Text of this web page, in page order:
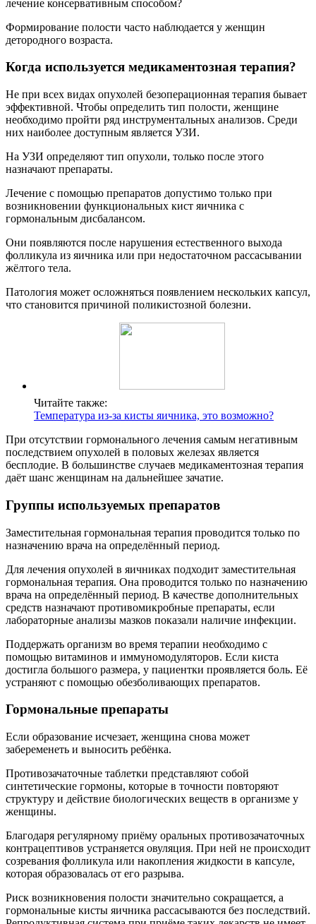
лечение консервативным способом?
Формирование полости часто наблюдается у женщин
детородного возраста.
Когда используется медикаментозная терапия?
Не при всех видах опухолей безоперационная терапия бывает
эффективной. Чтобы определить тип полости, женщине
необходимо пройти ряд инструментальных анализов. Среди
них наиболее доступным является УЗИ.
На УЗИ определяют тип опухоли, только после этого
назначают препараты.
Лечение с помощью препаратов допустимо только при
возникновении функциональных кист яичника с
гормональным дисбалансом.
Они появляются после нарушения естественного выхода
фолликула из яичника или при недостаточном рассасывании
жёлтого тела.
Патология может осложняться появлением нескольких капсул,
что становится причиной поликистозной болезни.
Читайте также:
Температура из-за кисты яичника, это возможно?
При отсутствии гормонального лечения самым негативным
последствием опухолей в половых железах является
бесплодие. В большинстве случаев медикаментозная терапия
даёт шанс женщинам на дальнейшее зачатие.
Группы используемых препаратов
Заместительная гормональная терапия проводится только по
назначению врача на определённый период.
Для лечения опухолей в яичниках подходит заместительная
гормональная терапия. Она проводится только по назначению
врача на определённый период. В качестве дополнительных
средств назначают противомикробные препараты, если
лабораторные анализы мазков показали наличие инфекции.
Поддержать организм во время терапии необходимо с
помощью витаминов и иммуномодуляторов. Если киста
достигла большого размера, у пациентки проявляется боль. Её
устраняют с помощью обезболивающих препаратов.
Гормональные препараты
Если образование исчезает, женщина снова может
забеременеть и выносить ребёнка.
Противозачаточные таблетки представляют собой
синтетические гормоны, которые в точности повторяют
структуру и действие биологических веществ в организме у
женщины.
Благодаря регулярному приёму оральных противозачаточных
контрацептивов устраняется овуляция. При ней не происходит
созревания фолликула или накопления жидкости в капсуле,
которая образовалась от его разрыва.
Риск возникновения полости значительно сокращается, а
гормональные кисты яичника рассасываются без последствий.